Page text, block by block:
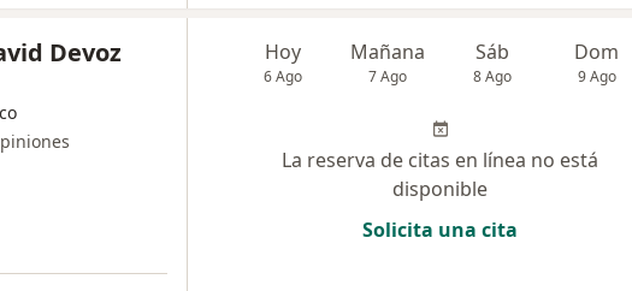
Devoz
Hoy
6 Ago
Mañana
7 Ago
Sáb
8 Ago
Dom
9 Ago
La reserva de citas en línea no está
disponible
Solicita una cita